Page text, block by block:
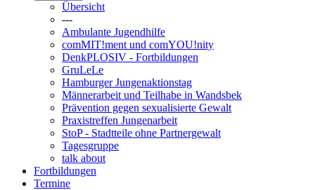
Übersicht
---
Ambulante Jugendhilfe
comMIT!ment und comYOU!nity
DenkPLOSIV - Fortbildungen
GruLeLe
Hamburger Jungenaktionstag
Männerarbeit und Teilhabe in Wandsbek
Prävention gegen sexualisierte Gewalt
Praxistreffen Jungenarbeit
StoP - Stadtteile ohne Partnergewalt
Tagesgruppe
talk about
Fortbildungen
Termine